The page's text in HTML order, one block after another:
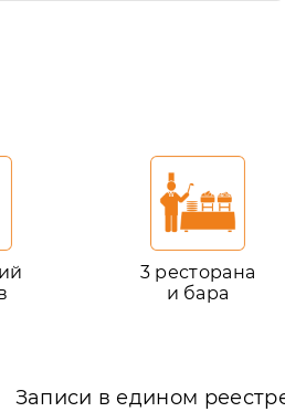
3 ресторана
и бара
Записи в едином